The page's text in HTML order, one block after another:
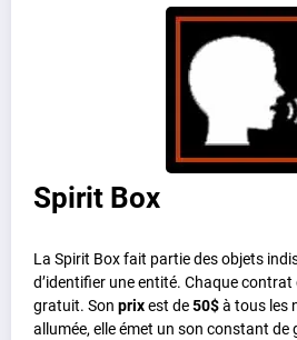
Spirit Box
La Spirit Box fait partie des objets
d’identifier une entité. Chaque
gratuit. Son prixest de50$à tous les
allumée, elle émet un son constant de